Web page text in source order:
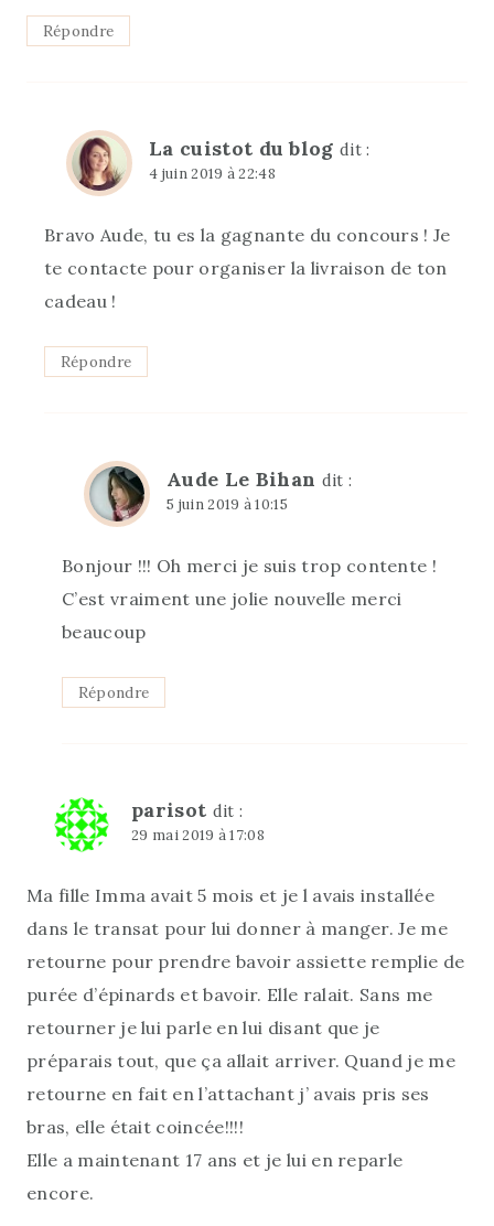
Répondre
La cuistot du blog dit :
4 juin 2019 à 22:48
Bravo Aude, tu es la gagnante du concours ! Je
te contacte pour organiser la livraison de ton
cadeau !
Répondre
Aude Le Bihan dit :
5 juin 2019 à 10:15
Bonjour !!! Oh merci je suis trop contente !
C’est vraiment une jolie nouvelle merci
beaucoup
Répondre
parisot dit :
29 mai 2019 à 17:08
Ma fille Imma avait 5 mois et je l avais installée
dans le transat pour lui donner à manger. Je me
retourne pour prendre bavoir assiette remplie de
purée d’épinards et bavoir. Elle ralait. Sans me
retourner je lui parle en lui disant que je
préparais tout, que ça allait arriver. Quand je me
retourne en fait en l’attachant j’ avais pris ses
bras, elle était coincée!!!!
Elle a maintenant 17 ans et je lui en reparle
encore.